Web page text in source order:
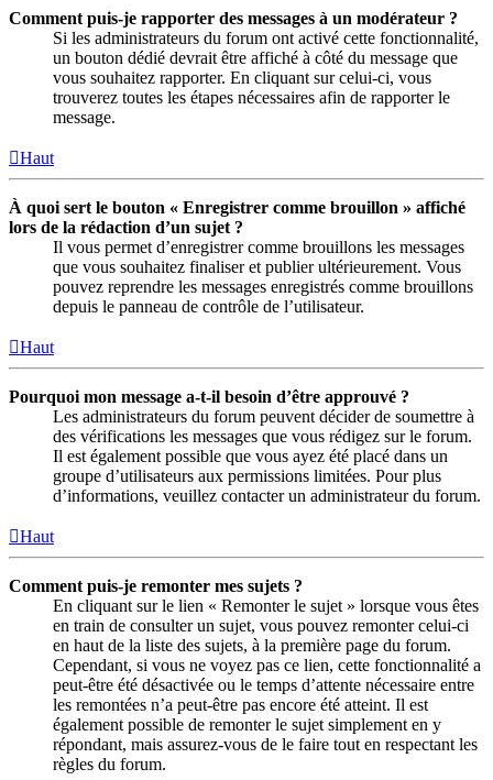
Comment puis-je rapporter des messages à un modérateur ?
Si les administrateurs du forum ont activé cette fonctionnalité,
un bouton dédié devrait être affiché à côté du message que
vous souhaitez rapporter. En cliquant sur celui-ci, vous
trouverez toutes les étapes nécessaires afin de rapporter le
message.
Haut
À quoi sert le bouton « Enregistrer comme brouillon » affiché
lors de la rédaction d’un sujet ?
Il vous permet d’enregistrer comme brouillons les messages
que vous souhaitez finaliser et publier ultérieurement. Vous
pouvez reprendre les messages enregistrés comme brouillons
depuis le panneau de contrôle de l’utilisateur.
Haut
Pourquoi mon message a-t-il besoin d’être approuvé ?
Les administrateurs du forum peuvent décider de soumettre à
des vérifications les messages que vous rédigez sur le forum.
Il est également possible que vous ayez été placé dans un
groupe d’utilisateurs aux permissions limitées. Pour plus
d’informations, veuillez contacter un administrateur du forum.
Haut
Comment puis-je remonter mes sujets ?
En cliquant sur le lien « Remonter le sujet » lorsque vous êtes
en train de consulter un sujet, vous pouvez remonter celui-ci
en haut de la liste des sujets, à la première page du forum.
Cependant, si vous ne voyez pas ce lien, cette fonctionnalité a
peut-être été désactivée ou le temps d’attente nécessaire entre
les remontées n’a peut-être pas encore été atteint. Il est
également possible de remonter le sujet simplement en y
répondant, mais assurez-vous de le faire tout en respectant les
règles du forum.